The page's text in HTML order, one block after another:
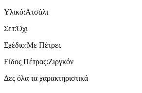
Υλικό:Ατσάλι
Σετ:Όχι
Σχέδιο:Με Πέτρες
Είδος Πέτρας:Ζιργκόν
Δες όλα τα χαρακτηριστικά